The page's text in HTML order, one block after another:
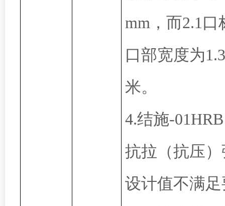
mm，而2.1口
口部宽度为1.3
米。
4.结施-
抗拉（抗压
设计值不满足